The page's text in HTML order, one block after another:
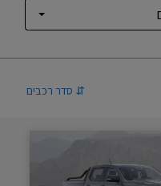
⇅ סדר רכבים